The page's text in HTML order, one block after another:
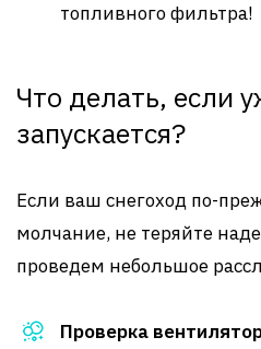
топливного фильтра!
Что делать, если
запускается?
Если ваш снегоход по-
молчание, не теряйте
проведем небольшое
Проверка